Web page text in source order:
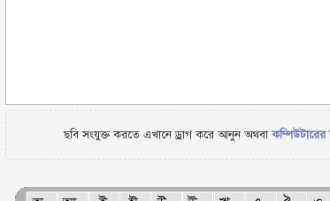
ছবি সংযুক্ত করতে এখানে ড্রাগ করে আনুন অথবাকম্পিউটারের